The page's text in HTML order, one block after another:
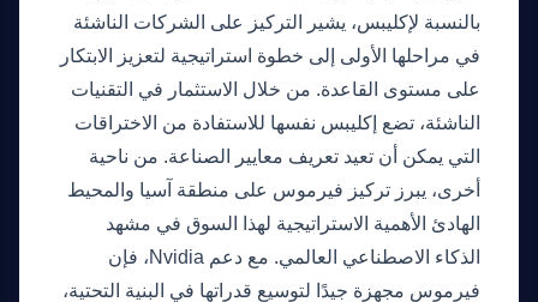
بالنسبة لإكليبس، يشير التركيز على الشركات الناشئة
في مراحلها الأولى إلى خطوة استراتيجية لتعزيز الابتكار
على مستوى القاعدة. من خلال الاستثمار في التقنيات
الناشئة، تضع إكليبس نفسها للاستفادة من الاختراقات
التي يمكن أن تعيد تعريف معايير الصناعة. من ناحية
أخرى، يبرز تركيز فيرموس على منطقة آسيا والمحيط
الهادئ الأهمية الاستراتيجية لهذا السوق في مشهد
الذكاء الاصطناعي العالمي. مع دعم Nvidia، فإن
فيرموس مجهزة جيدًا لتوسيع قدراتها في البنية التحتية،